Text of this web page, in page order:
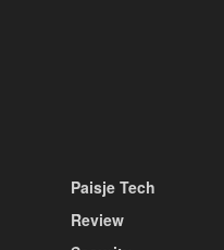
Paisje Tech
Review